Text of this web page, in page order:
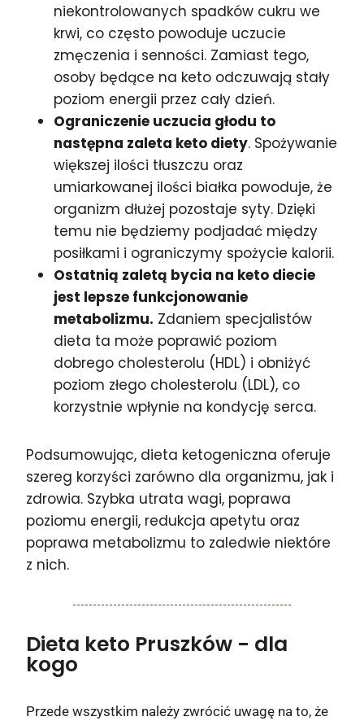
niekontrolowanych spadków cukru we
krwi, co często powoduje uczucie
zmęczenia i senności. Zamiast tego,
osoby będące na keto odczuwają stały
poziom energii przez cały dzień.
Ograniczenie uczucia głodu to
następna zaleta keto diety. Spożywanie
większej ilości tłuszczu oraz
umiarkowanej ilości białka powoduje, że
organizm dłużej pozostaje syty. Dzięki
temu nie będziemy podjadać między
posiłkami i ograniczymy spożycie kalorii.
Ostatnią zaletą bycia na keto diecie
jest lepsze funkcjonowanie
metabolizmu. Zdaniem specjalistów
dieta ta może poprawić poziom
dobrego cholesterolu (HDL) i obniżyć
poziom złego cholesterolu (LDL), co
korzystnie wpłynie na kondycję serca.
Podsumowując, dieta ketogeniczna oferuje
szereg korzyści zarówno dla organizmu, jak i
zdrowia. Szybka utrata wagi, poprawa
poziomu energii, redukcja apetytu oraz
poprawa metabolizmu to zaledwie niektóre
z nich.
Dieta keto Pruszków - dla
kogo
Przede wszystkim należy zwrócić uwagę na to, że